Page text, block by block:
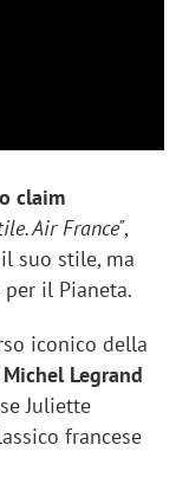
claim
Air France",
suo stile, ma
il Pianeta.
iconico della
Michel Legrand
Juliette
francese